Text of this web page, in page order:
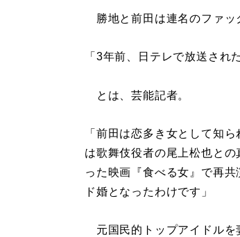
勝地と前田は連名のファッ
「3年前、日テレで放送され
とは、芸能記者。
「前田は恋多き女として知
は歌舞伎役者の尾上松也と
った映画『食べる女』で再
ド婚となったわけです」
元国民的トップアイドルを